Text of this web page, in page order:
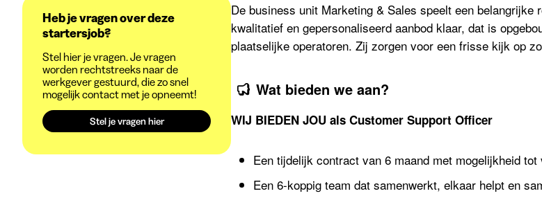
Heb je vragen over deze
startersjob?
Stel hier je vragen. Je vragen
worden rechtstreeks naar de
werkgever gestuurd, die zo snel
mogelijk contact met je opneemt!
Stel je vragen hier
De business unit Marketing & Sales speelt een
kwalitatief en gepersonaliseerd aanbod klaar, dat is
plaatselijke operatoren. Zij zorgen voor een frisse kijk op
Wat bieden we aan?
WIJ BIEDEN JOU als Customer Support Officer
Een tijdelijk contract van 6 maand met mogelijkheid tot
Een 6-koppig team dat samenwerkt, elkaar helpt en